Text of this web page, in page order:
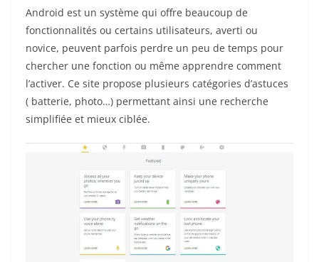
Android est un système qui offre beaucoup de
fonctionnalités ou certains utilisateurs, averti ou
novice, peuvent parfois perdre un peu de temps pour
chercher une fonction ou même apprendre comment
l’activer. Ce site propose plusieurs catégories d’astuces
( batterie, photo…) permettant ainsi une recherche
simplifiée et mieux ciblée.